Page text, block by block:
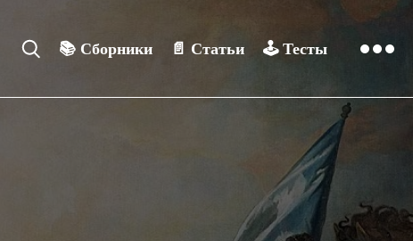
📚 Сборники 📄 Статьи 🕹️ Тесты